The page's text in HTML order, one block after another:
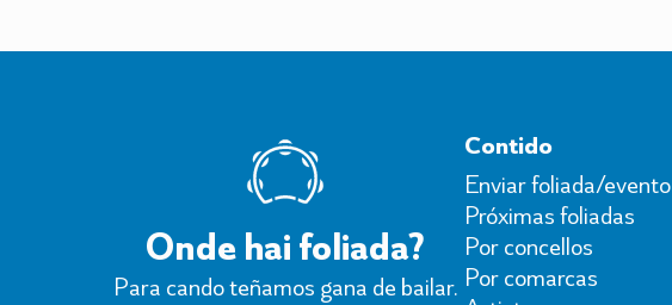
Onde hai foliada?
Para cando teñamos gana de bailar.
Contido
Enviar foliada/evento
Próximas foliadas
Por concellos
Por comarcas